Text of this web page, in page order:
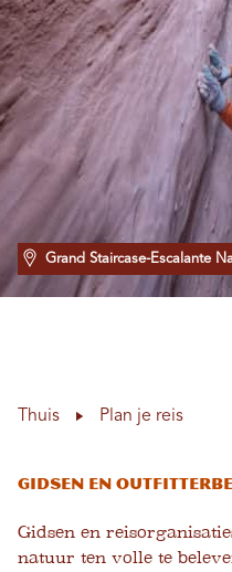
Grand Staircase-Escalante
Thuis Plan je reis
Gidsen en
Gidsen en
natuur ten volle te